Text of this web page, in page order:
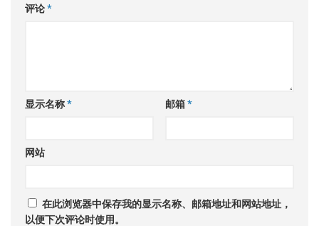
评论*
显示名称* 邮箱*
网站
在此浏览器中保存我的显示名称、邮箱地址和网站地址，
以便下次评论时使用。